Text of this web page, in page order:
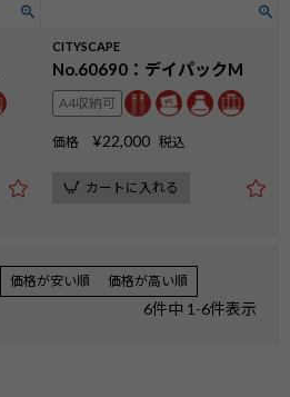
CITYSCAPE
No.60690：デイパックM
A4収納可
価格 ¥22,000 税込
カートに入れる
価格が安い順 価格が高い順
6件中 1 -6件表示